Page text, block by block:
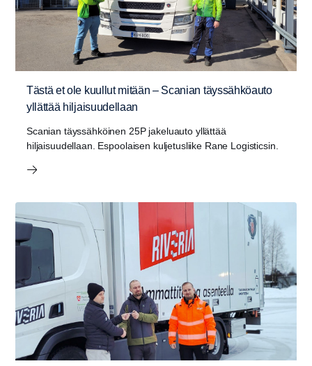
Tästä et ole kuullut mitään – Scanian täyssähköauto
yllättää hiljaisuudellaan
Scanian täyssähköinen 25P jakeluauto yllättää
hiljaisuudellaan. Espoolaisen kuljetusliike Rane Logisticsin.